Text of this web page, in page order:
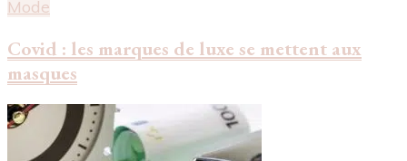
Mode
Covid : les marques de luxe se mettent aux
masques